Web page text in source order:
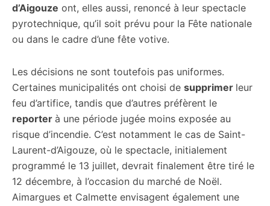
d’Aigouze ont, elles aussi, renoncé à leur spectacle
pyrotechnique, qu’il soit prévu pour la Fête nationale
ou dans le cadre d’une fête votive.
Les décisions ne sont toutefois pas uniformes.
Certaines municipalités ont choisi de supprimer leur
feu d’artifice, tandis que d’autres préfèrent le
reporter à une période jugée moins exposée au
risque d’incendie. C’est notamment le cas de Saint-
Laurent-d’Aigouze, où le spectacle, initialement
programmé le 13 juillet, devrait finalement être tiré le
12 décembre, à l’occasion du marché de Noël.
Aimargues et Calmette envisagent également une